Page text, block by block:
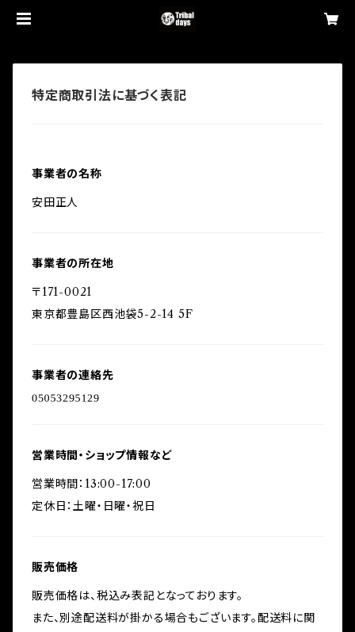
特定商取引法に基づく表記
事業者の名称
安田正人
事業者の所在地
〒171-0021
東京都豊島区西池袋5-2-14 5F
事業者の連絡先
営業時間・ショップ情報など
営業時間：13:00-17:00
定休日：土曜・日曜・祝日
販売価格
販売価格は、税込み表記となっております。
また、別途配送料が掛かる場合もございます。配送料に関